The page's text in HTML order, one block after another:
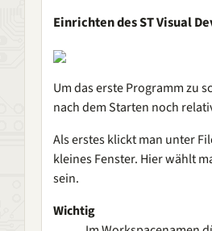
Einrichten des ST Visual
Um das erste Programm zu
nach dem Starten noch
Als erstes klickt man unter
kleines Fenster. Hier wählt
sein.
Wichtig